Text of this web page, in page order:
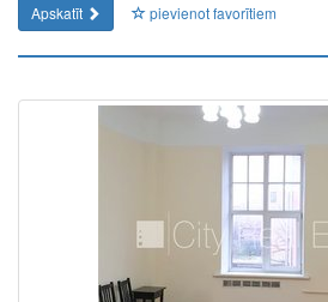
Apskatīt
pievienot favorītiem